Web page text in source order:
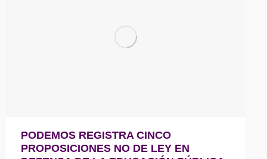
PODEMOS REGISTRA CINCO
PROPOSICIONES NO DE LEY EN